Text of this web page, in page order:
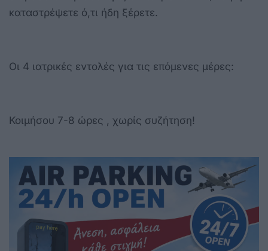
καταστρέψετε ό,τι ήδη ξέρετε.
Οι 4 ιατρικές εντολές για τις επόμενες μέρες:
Κοιμήσου 7-8 ώρες , χωρίς συζήτηση!